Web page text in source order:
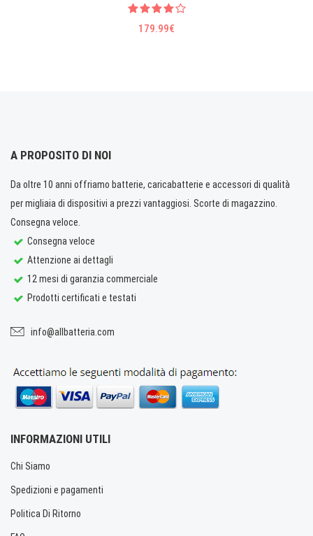
179.99€
A PROPOSITO DI NOI
Da oltre 10 anni offriamo batterie, caricabatterie e accessori di qualità
per migliaia di dispositivi a prezzi vantaggiosi. Scorte di magazzino.
Consegna veloce.
Consegna veloce
Attenzione ai dettagli
12 mesi di garanzia commerciale
Prodotti certificati e testati
info@allbatteria.com
INFORMAZIONI UTILI
Chi Siamo
Spedizioni e pagamenti
Politica Di Ritorno